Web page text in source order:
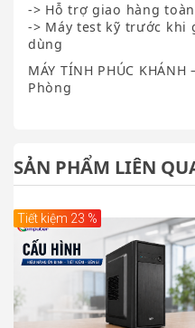
-> Hỗ trợ giao hàng
-> Máy test kỹ trước khi
dùng
MÁY TÍNH PHÚC
Phòng
SẢN PHẨM LIÊN
Tiết kiệm 23 %